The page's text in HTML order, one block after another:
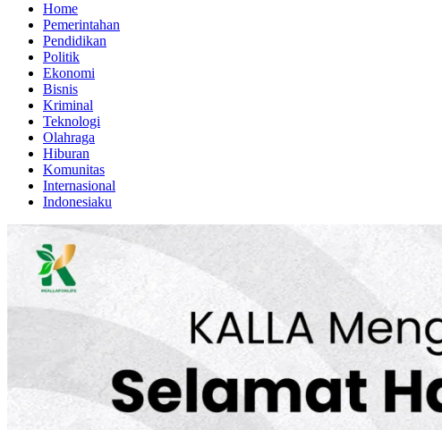
Home
Pemerintahan
Pendidikan
Politik
Ekonomi
Bisnis
Kriminal
Teknologi
Olahraga
Hiburan
Komunitas
Internasional
Indonesiaku